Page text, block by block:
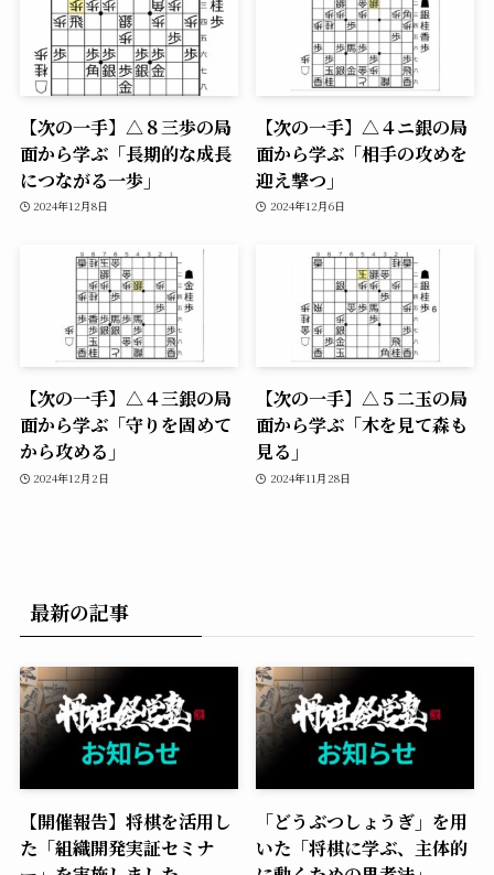
【次の一手】△８三歩の局
面から学ぶ「長期的な成長
につながる一歩」
2024年12月8日
【次の一手】△４ニ銀の局
面から学ぶ「相手の攻めを
迎え撃つ」
2024年12月6日
【次の一手】△４三銀の局
面から学ぶ「守りを固めて
から攻める」
2024年12月2日
【次の一手】△５二玉の局
面から学ぶ「木を見て森も
見る」
2024年11月28日
最新の記事
【開催報告】将棋を活用し
た「組織開発実証セミナ
「どうぶつしょうぎ」を用
いた「将棋に学ぶ、主体的